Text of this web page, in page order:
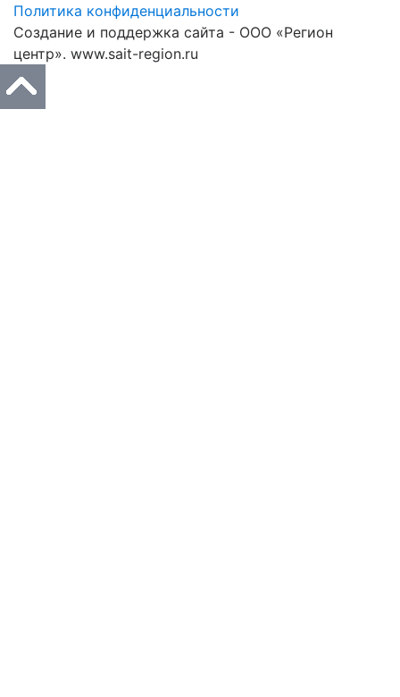
Политика конфиденциальности
Создание и поддержка сайта - ООО «Регион
центр». www.sait-region.ru